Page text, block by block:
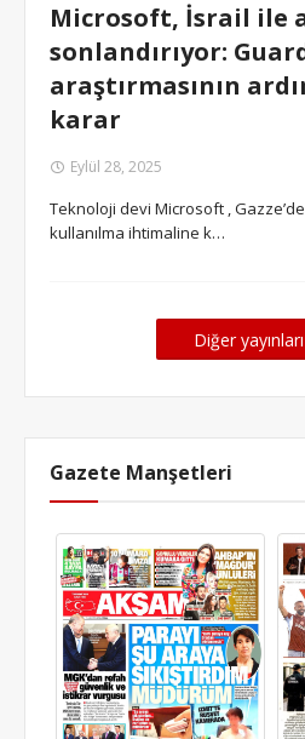
Microsoft, İsrail ile
sonlandırıyor:
araştırmasının
karar
Eylül 28, 2025
Teknoloji devi Microsoft ,
kullanılma ihtimaline k…
Diğer
Gazete Manşetleri